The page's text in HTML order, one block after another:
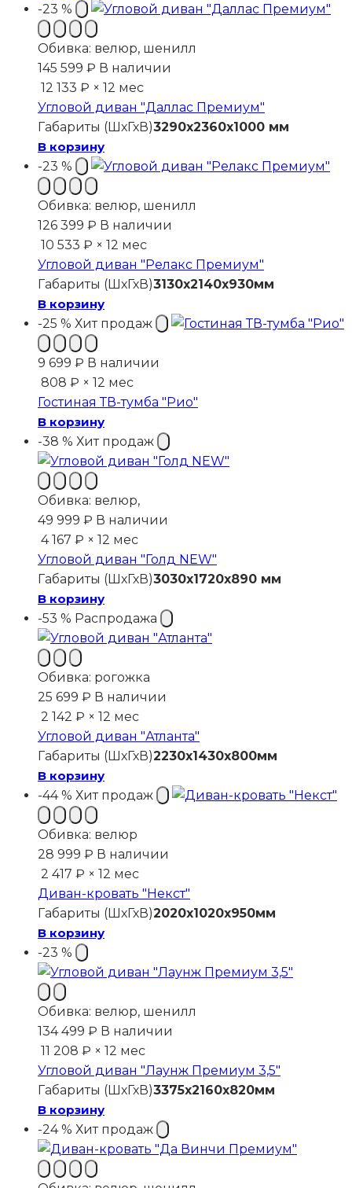
-23 %
Обивка: велюр, шенилл
145 599 ₽ В наличии
12 133 ₽ × 12 мес
Угловой диван "Даллас Премиум"
Габариты (ШхГхВ)3290x2360x1000 мм
В корзину
-23 %
Обивка: велюр, шенилл
126 399 ₽ В наличии
10 533 ₽ × 12 мес
Угловой диван "Релакс Премиум"
Габариты (ШхГхВ)3130х2140х930мм
В корзину
-25 % Хит продаж
9 699 ₽ В наличии
808 ₽ × 12 мес
Гостиная ТВ-тумба "Рио"
В корзину
-38 % Хит продаж
Обивка: велюр,
49 999 ₽ В наличии
4 167 ₽ × 12 мес
Угловой диван "Голд NEW"
Габариты (ШхГхВ)3030x1720x890 мм
В корзину
-53 % Распродажа
Обивка: рогожка
25 699 ₽ В наличии
2 142 ₽ × 12 мес
Угловой диван "Атланта"
Габариты (ШхГхВ)2230х1430х800мм
В корзину
-44 % Хит продаж
Обивка: велюр
28 999 ₽ В наличии
2 417 ₽ × 12 мес
Диван-кровать "Некст"
Габариты (ШхГхВ)2020х1020х950мм
В корзину
-23 %
Обивка: велюр, шенилл
134 499 ₽ В наличии
11 208 ₽ × 12 мес
Угловой диван "Лаунж Премиум 3,5"
Габариты (ШхГхВ)3375х2160х820мм
В корзину
-24 % Хит продаж